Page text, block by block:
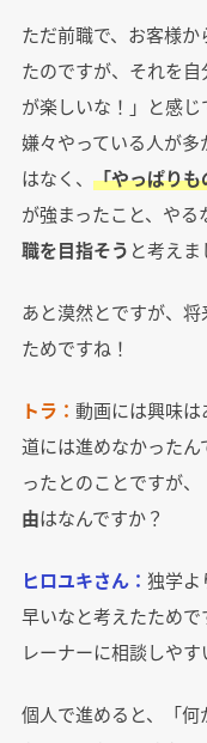
ただ前職で、お客様
たのですが、それを
が楽しいな！」と感
嫌々やっている人が
はなく、 「やっぱり
が強まったこと、やる
職を目指そう と考えま
あと漠然とですが、
ためですね！
トラ： 動画には興味
道には進めなかった
ったとのことですが、
由はなんですか？
ヒロユキさん： 独学よ
早いなと考えたため
レーナーに相談しやす
個人で進めると、「